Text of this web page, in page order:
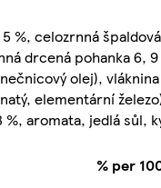
%, celozrnná
drcená pohanka 6,
olej),
elementární
aromata, jedlá sůl,
% per